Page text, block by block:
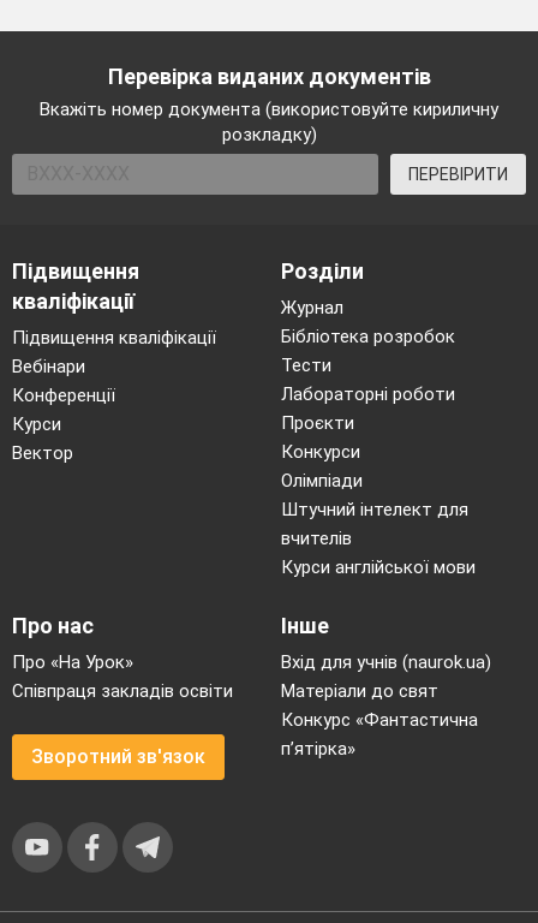
Перевірка виданих документів
Вкажіть номер документа (використовуйте кириличну
розкладку)
ПЕРЕВІРИТИ
Підвищення
кваліфікації
Підвищення кваліфікації
Вебінари
Конференції
Курси
Вектор
Розділи
Журнал
Бібліотека розробок
Тести
Лабораторні роботи
Проєкти
Конкурси
Олімпіади
Штучний інтелект для
вчителів
Курси англійської мови
Про нас
Про «На Урок»
Співпраця закладів освіти
Зворотний зв'язок
Інше
Вхід для учнів (naurok.ua)
Матеріали до свят
Конкурс «Фантастична
п’ятірка»